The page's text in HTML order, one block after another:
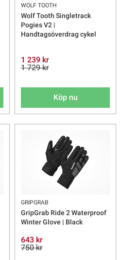
WOLF TOOTH
Wolf Tooth Singletrack
Pogies V2 |
Handtagsöverdrag cykel
1 239 kr
1 729 kr
Köp nu
GRIPGRAB
GripGrab Ride 2 Waterproof
Winter Glove | Black
643 kr
750 kr